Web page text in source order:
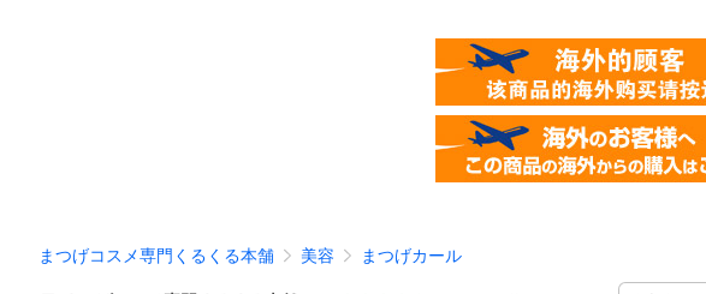
まつげコスメ専門くるくる本舗 美容 まつげカール